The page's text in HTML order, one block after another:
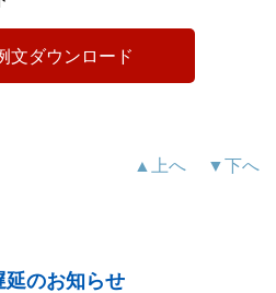
文ダウンロード
▲上へ ▼下へ
延のお知らせ